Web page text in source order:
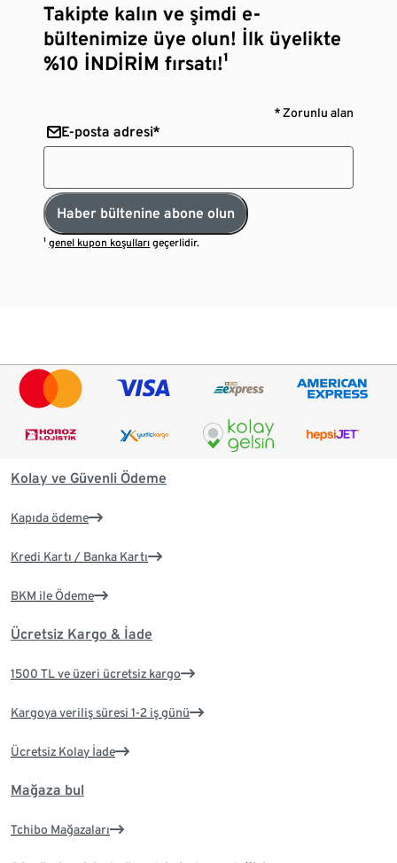
Takipte kalın ve şimdi e-
bültenimize üye olun! İlk üyelikte
%10 İNDİRİM fırsatı!¹
* Zorunlu alan
E-posta adresi*
Haber bültenine abone olun
¹genel kupon koşulları geçerlidir.
Kolay ve Güvenli Ödeme
Kapıda ödeme
Kredi Kartı / Banka Kartı
BKM ile Ödeme
Ücretsiz Kargo & İade
1500 TL ve üzeri ücretsiz kargo
Kargoya veriliş süresi 1-2 iş günü
Ücretsiz Kolay İade
Mağaza bul
Tchibo Mağazaları